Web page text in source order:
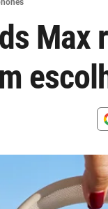
Max